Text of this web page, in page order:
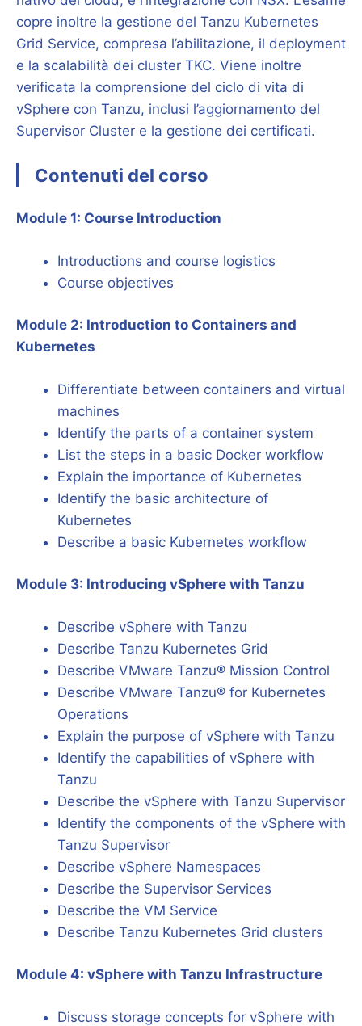
copre inoltre la gestione del Tanzu Kubernetes
Grid Service, compresa l’abilitazione, il deployment
e la scalabilità dei cluster TKC. Viene inoltre
verificata la comprensione del ciclo di vita di
vSphere con Tanzu, inclusi l’aggiornamento del
Supervisor Cluster e la gestione dei certificati.
Contenuti del corso
Module 1: Course Introduction
Introductions and course logistics
Course objectives
Module 2: Introduction to Containers and
Kubernetes
Differentiate between containers and virtual
machines
Identify the parts of a container system
List the steps in a basic Docker workflow
Explain the importance of Kubernetes
Identify the basic architecture of
Kubernetes
Describe a basic Kubernetes workflow
Module 3: Introducing vSphere with Tanzu
Describe vSphere with Tanzu
Describe Tanzu Kubernetes Grid
Describe VMware Tanzu® Mission Control
Describe VMware Tanzu® for Kubernetes
Operations
Explain the purpose of vSphere with Tanzu
Identify the capabilities of vSphere with
Tanzu
Describe the vSphere with Tanzu Supervisor
Identify the components of the vSphere with
Tanzu Supervisor
Describe vSphere Namespaces
Describe the Supervisor Services
Describe the VM Service
Describe Tanzu Kubernetes Grid clusters
Module 4: vSphere with Tanzu Infrastructure
Discuss storage concepts for vSphere with